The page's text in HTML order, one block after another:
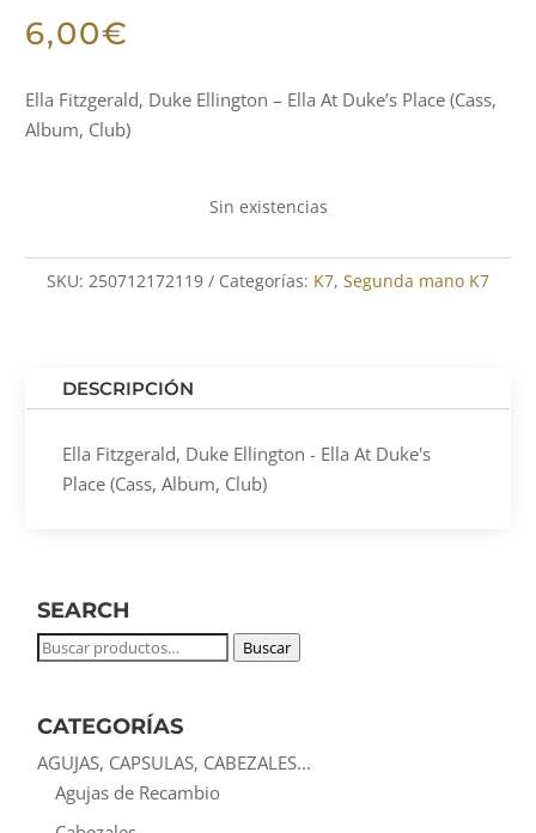
6,00€
Ella Fitzgerald, Duke Ellington – Ella At Duke’s Place (Cass,
Album, Club)
Sin existencias
SKU: 250712172119 Categorías: K7, Segunda mano K7
DESCRIPCIÓN
Ella Fitzgerald, Duke Ellington - Ella At Duke's
Place (Cass, Album, Club)
SEARCH
Buscar
Buscar
CATEGORÍAS
AGUJAS, CAPSULAS, CABEZALES...
Agujas de Recambio